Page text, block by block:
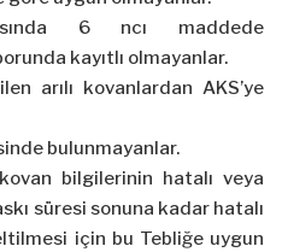
6 ncı maddede
kayıtlı olmayanlar.
arılı kovanlardan AKS’ye
bulunmayanlar.
bilgilerinin hatalı veya
süresi sonuna kadar hatalı
için bu Tebliğe uygun